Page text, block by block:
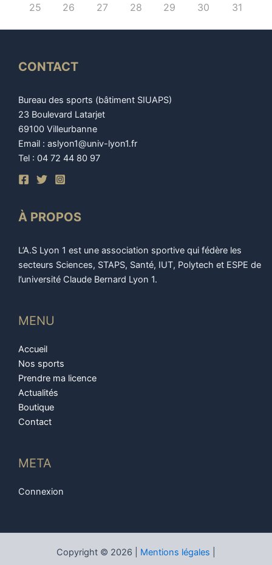
25 26 27 28 29 30 31
CONTACT
Bureau des sports (bâtiment SIUAPS)
23 Boulevard Latarjet
69100 Villeurbanne
Email : aslyon1@univ-lyon1.fr
Tel : 04 72 44 80 97
À PROPOS
L’A.S Lyon 1 est une association sportive qui fédère les
secteurs Sciences, STAPS, Santé, IUT, Polytech et ESPE de
l’université Claude Bernard Lyon 1.
MENU
Accueil
Nos sports
Prendre ma licence
Actualités
Boutique
Contact
META
Connexion
Copyright © 2026 | Mentions légales